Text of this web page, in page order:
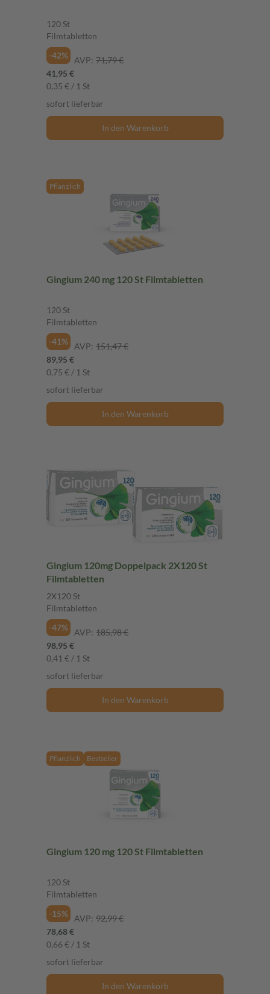
120 St
Filmtabletten
-42%
AVP: 71,79 €
41,95 €
0,35 € / 1 St
sofort lieferbar
In den Warenkorb
Pflanzlich
Gingium 240 mg 120 St Filmtabletten
120 St
Filmtabletten
-41%
AVP: 151,47 €
89,95 €
0,75 € / 1 St
sofort lieferbar
In den Warenkorb
Gingium 120mg Doppelpack 2X120 St
Filmtabletten
2X120 St
Filmtabletten
-47%
AVP: 185,98 €
98,95 €
0,41 € / 1 St
sofort lieferbar
In den Warenkorb
Pflanzlich Bestseller
Gingium 120 mg 120 St Filmtabletten
120 St
Filmtabletten
-15%
AVP: 92,99 €
78,68 €
0,66 € / 1 St
sofort lieferbar
In den Warenkorb